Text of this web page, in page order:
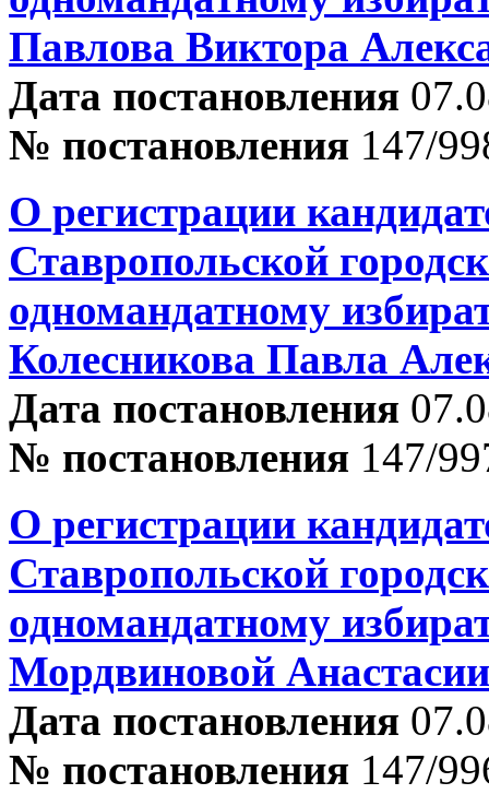
Павлова Виктора
Дата постановления
№ постановления 147/
О регистрации
Ставропольской
одномандатному
Колесникова Павла
Дата постановления
№ постановления 147/
О регистрации
Ставропольской
одномандатному
Мордвиновой
Дата постановления
№ постановления 147/